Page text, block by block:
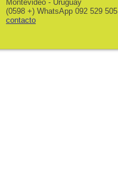
Montevideo - Uruguay
(0598 +) WhatsApp 092 529 505
contacto